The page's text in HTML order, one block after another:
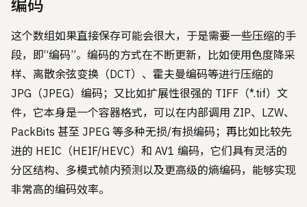
编码
这个数组如果直接保存可能会很大，于是需要一些压缩的手
段，即“编码”。编码的方式在不断更新，比如使用色度降采
样、离散余弦变换（DCT）、霍夫曼编码等进行压缩的
JPG（JPEG）编码；又比如扩展性很强的 TIFF（*.tif）文
件，它本身是一个容器格式，可以在内部调用 ZIP、LZW、
PackBits 甚至 JPEG 等多种无损/有损编码；再比如比较先
进的 HEIC（HEIF/HEVC）和 AV1 编码，它们具有灵活的
分区结构、多模式帧内预测以及更高级的熵编码，能够实现
非常高的编码效率。